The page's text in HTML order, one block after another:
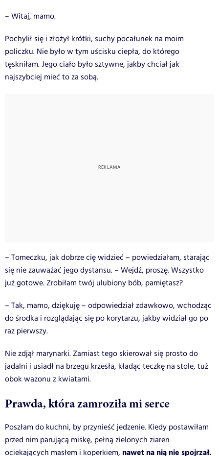
– Witaj, mamo.
Pochylił się i złożył krótki, suchy pocałunek na moim
policzku. Nie było w tym uścisku ciepła, do którego
tęskniłam. Jego ciało było sztywne, jakby chciał jak
najszybciej mieć to za sobą.
– Tomeczku, jak dobrze cię widzieć – powiedziałam, starając
się nie zauważać jego dystansu. – Wejdź, proszę. Wszystko
już gotowe. Zrobiłam twój ulubiony bób, pamiętasz?
– Tak, mamo, dziękuję – odpowiedział zdawkowo, wchodząc
do środka i rozglądając się po korytarzu, jakby widział go po
raz pierwszy.
Nie zdjął marynarki. Zamiast tego skierował się prosto do
jadalni i usiadł na brzegu krzesła, kładąc teczkę na stole, tuż
obok wazonu z kwiatami.
Prawda, która zamroziła mi serce
Poszłam do kuchni, by przynieść jedzenie. Kiedy postawiłam
przed nim parującą miskę, pełną zielonych ziaren
ociekających masłem i koperkiem, nawet na nią nie spojrzał.